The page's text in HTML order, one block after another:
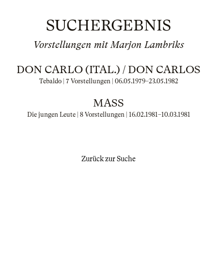
SUCHERGEBNIS
Vorstellungen mit Marjon Lambriks
DON CARLO (ITAL.) / DON CARLOS
Tebaldo | 7 Vorstellungen | 06.05.1979–23.05.1982
MASS
Die jungen Leute | 8 Vorstellungen | 16.02.1981–10.03.1981
Zurück zur Suche